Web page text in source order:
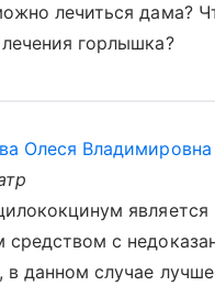
лечиться дама?
горлышка?
Олеся Владимировна
является
средством с
в данном случае